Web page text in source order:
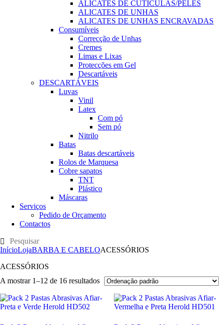
ALICATES DE CUTÍCULAS/PELES
ALICATES DE UNHAS
ALICATES DE UNHAS ENCRAVADAS
Consumíveis
Correcção de Unhas
Cremes
Limas e Lixas
Protecções em Gel
Descartáveis
DESCARTÁVEIS
Luvas
Vinil
Latex
Com pó
Sem pó
Nitrilo
Batas
Batas descartáveis
Rolos de Marquesa
Cobre sapatos
TNT
Plástico
Máscaras
Serviços
Pedido de Orçamento
Contactos
InícioLojaBARBA E CABELOACESSÓRIOS
ACESSÓRIOS
A mostrar 1–12 de 16 resultados